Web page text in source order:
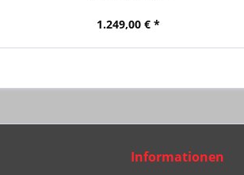
1.249,00 € *
Informationen